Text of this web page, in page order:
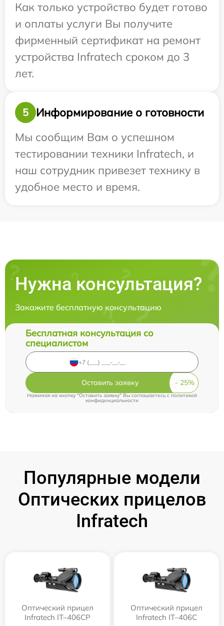
Как только устройство будет готово
и оплаты услуги Вы получите
фирменный сертификат на ремонт
устройства Infratech сроком до 3
лет.
5
Информирование о готовности
Мы сообщим Вам о успешном
тестировании техники Infratech, и
наш сотрудник привезет технику в
удобное место и время.
Нужна консультация?
Закажите бесплатную консультацию
Бесплатная консультация со
специалистом
Оставить заявку
Нажимая на кнопку "Оставить заявку" Вы соглашаетесь c политикой
конфиденциальности
Популярные модели
Оптических прицелов
Infratech
Оптический прицел
Infratech IT–406СP
Оптический прицел
Infratech IT–406С